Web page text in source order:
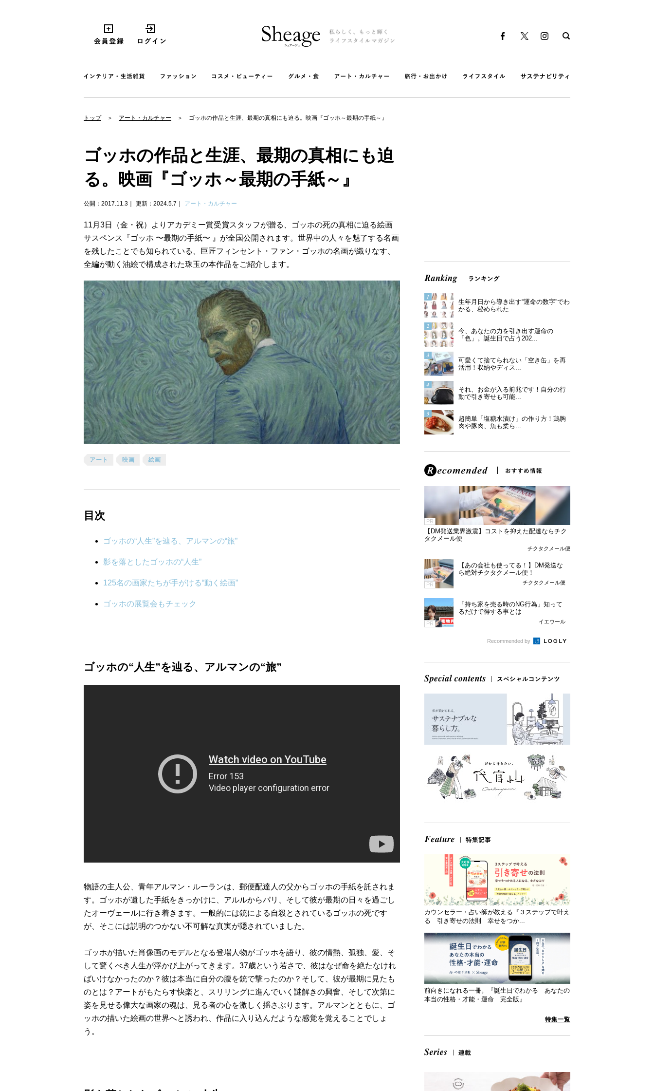
トップ アート・カルチャー ゴッホの作品と生涯、最期の真相にも迫る。映画『ゴッホ～最期の手紙～』
ゴッホの作品と生涯、最期の真相にも迫
る。映画『ゴッホ～最期の手紙～』
公開：2017.11.3 更新：2024.5.7 アート・カルチャー
11月3日（金・祝）よりアカデミー賞受賞スタッフが贈る、ゴッホの死の真相に迫る絵画
サスペンス『ゴッホ 〜最期の手紙〜 』が全国公開されます。世界中の人々を魅了する名画
を残したことでも知られている、巨匠フィンセント・ファン・ゴッホの名画が織りなす、
全編が動く油絵で構成された珠玉の本作品をご紹介します。
アート 映画 絵画
目次
ゴッホの“人生”を辿る、アルマンの“旅”
影を落としたゴッホの“人生”
125名の画家たちが手がける“動く絵画”
ゴッホの展覧会もチェック
ゴッホの“人生”を辿る、アルマンの“旅”
物語の主人公、青年アルマン・ルーランは、郵便配達人の父からゴッホの手紙を託されま
す。ゴッホが遺した手紙をきっかけに、アルルからパリ、そして彼が最期の日々を過ごし
たオーヴェールに行き着きます。一般的には銃による自殺とされているゴッホの死です
が、そこには説明のつかない不可解な真実が隠されていました。
ゴッホが描いた肖像画のモデルとなる登場人物がゴッホを語り、彼の情熱、孤独、愛、そ
して驚くべき人生が浮かび上がってきます。37歳という若さで、彼はなぜ命を絶たなけれ
ばいけなかったのか？彼は本当に自分の腹を銃で撃ったのか？そして、彼が最期に見たも
のとは？アートがもたらす快楽と、スリリングに進んでいく謎解きの興奮、そして次第に
姿を見せる偉大な画家の魂は、見る者の心を激しく揺さぶります。アルマンとともに、ゴ
ッホの描いた絵画の世界へと誘われ、作品に入り込んだような感覚を覚えることでしょ
う。
生年月日から導き出す“運命の数字”でわ
かる、秘められた...
今、あなたの力を引き出す運命の
「色」。誕生日で占う202...
可愛くて捨てられない「空き缶」を再
活用！収納やディス...
それ、お金が入る前兆です！自分の行
動で引き寄せも可能...
超簡単「塩糖水漬け」の作り方！鶏胸
肉や豚肉、魚も柔ら...
PR
【DM発送業界激震】コストを抑えた配達ならチク
タクメール便
チクタクメール便
PR
【あの会社も使ってる！】DM発送な
ら絶対チクタクメール便！
チクタクメール便
PR
「持ち家を売る時のNG行為」知って
るだけで得する事とは
イエウール
Recommended by
カウンセラー・占い師が教える『３ステップで叶え
る 引き寄せの法則 幸せをつか...
前向きになれる一冊。『誕生日でわかる あなたの
本当の性格・才能・運命 完全版』
特集一覧